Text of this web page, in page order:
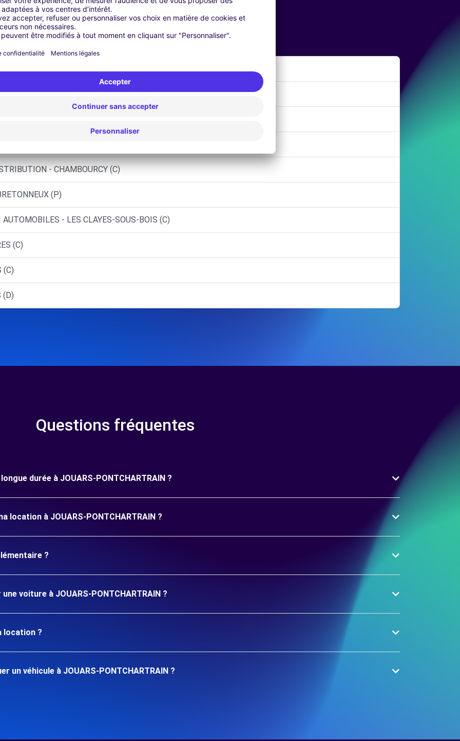
Agences similaires
- BOIS-D ARCY (C)
- CHAMBOURCY (C)
(P)
- LES CLAYES-SOUS-BOIS (C)
(C)
(C)
(D)
Questions fréquentes
durée à JOUARS-PONTCHARTRAIN ?
location à JOUARS-PONTCHARTRAIN ?
?
voiture à JOUARS-PONTCHARTRAIN ?
location ?
véhicule à JOUARS-PONTCHARTRAIN ?